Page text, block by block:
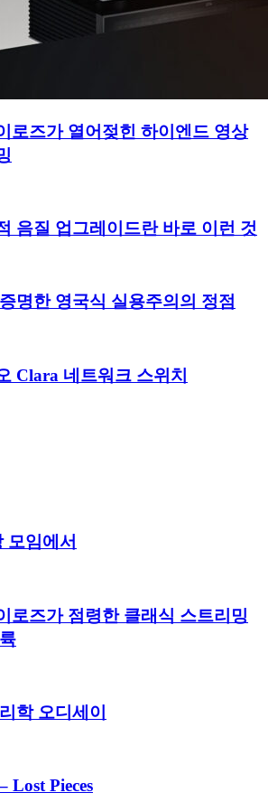
로즈가 열어젖힌 하이엔드 영상
음질 업그레이드란 바로 이런 것
명한 영국식 실용주의의 정점
Clara 네트워크 스위치
모임에서
로즈가 점령한 클래식 스트리밍
학 오디세이
Lost Pieces